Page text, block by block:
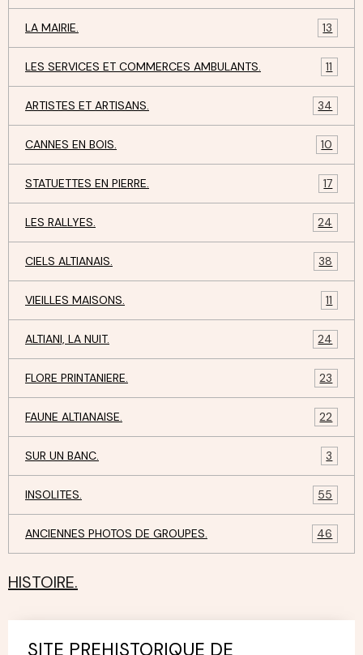
LA MAIRIE. 13
LES SERVICES ET COMMERCES AMBULANTS. 11
ARTISTES ET ARTISANS. 34
CANNES EN BOIS. 10
STATUETTES EN PIERRE. 17
LES RALLYES. 24
CIELS ALTIANAIS. 38
VIEILLES MAISONS. 11
ALTIANI, LA NUIT. 24
FLORE PRINTANIERE. 23
FAUNE ALTIANAISE. 22
SUR UN BANC. 3
INSOLITES. 55
ANCIENNES PHOTOS DE GROUPES. 46
HISTOIRE.
SITE PREHISTORIQUE DE